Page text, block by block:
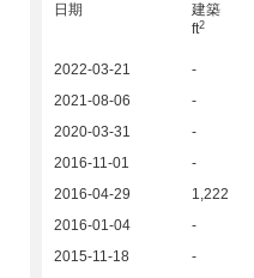
日期
建築
ft2
2022-03-21 -
2021-08-06
-
2020-03-31
-
2016-11-01
-
2016-04-29
1,222
2016-01-04
-
2015-11-18
-